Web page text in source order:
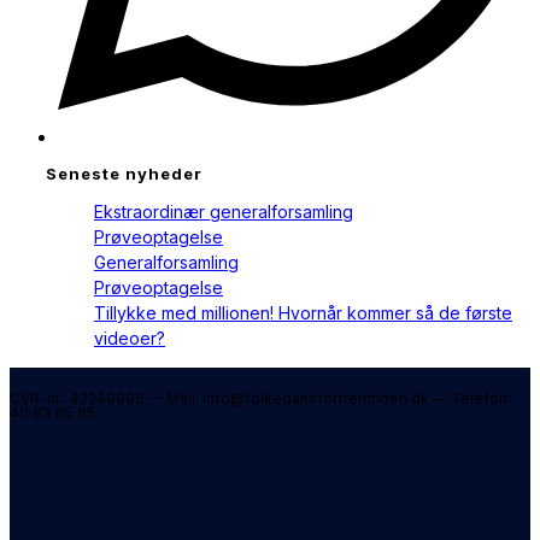
Seneste nyheder
Ekstraordinær generalforsamling
Prøveoptagelse
Generalforsamling
Prøveoptagelse
Tillykke med millionen! Hvornår kommer så de første
videoer?
CVR-nr.: 42249998 — Mail: info@folkedansforfremtiden.dk — Telefon:
40 83 65 85